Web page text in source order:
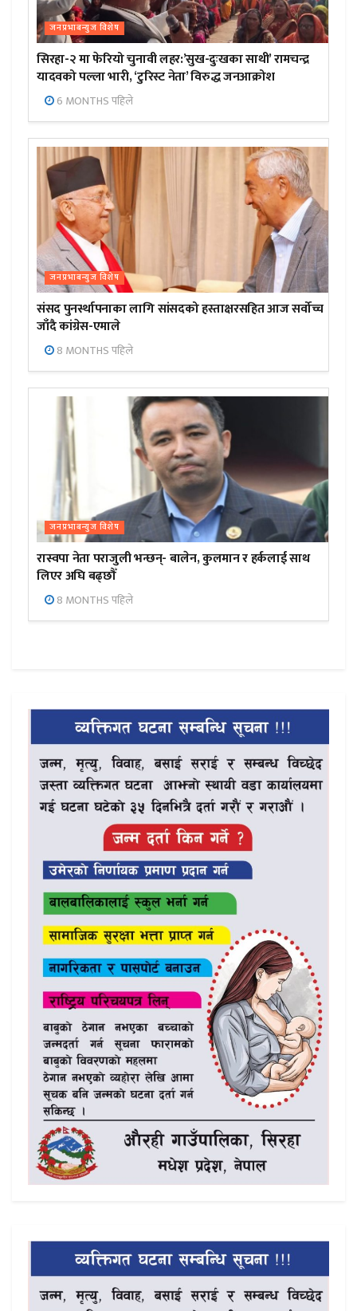
जनप्रभाबन्युज विशेष
सिरहा-२ मा फेरियो चुनावी लहर:’सुख-दुःखका साथी’ रामचन्द्र
यादवको पल्ला भारी, ‘टुरिस्ट नेता’ विरुद्ध जनआक्रोश
6 MONTHS पहिले
जनप्रभाबन्युज विशेष
संसद पुनर्स्थापनाका लागि सांसदको हस्ताक्षरसहित आज सर्वोच्च
जाँदै कांग्रेस-एमाले
8 MONTHS पहिले
जनप्रभाबन्युज विशेष
रास्वपा नेता पराजुली भन्छन्- बालेन, कुलमान र हर्कलाई साथ
लिएर अघि बढ्छौँ
8 MONTHS पहिले